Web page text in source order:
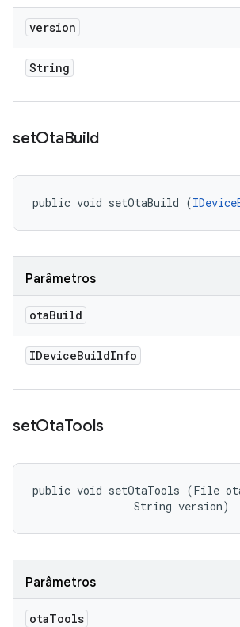
version
String
setOtaBuild
public void setOtaBuild (
Parâmetros
otaBuild
IDeviceBuildInfo
setOtaTools
public void setOtaTools (File
                String version)
Parâmetros
otaTools